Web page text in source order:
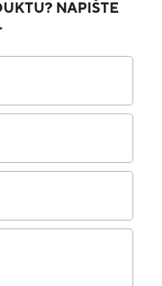
NAPIŠTE